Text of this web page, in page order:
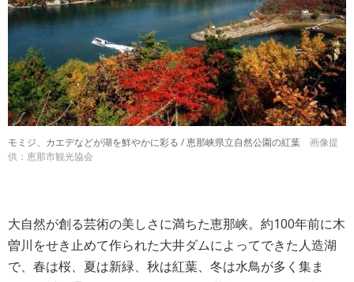
モミジ、カエデなどが湖を鮮やかに彩る / 恵那峡県立自然公園の紅葉
画像提
供：恵那市観光協会
大自然が創る芸術の美しさに満ちた恵那峡。約100年前に木
曽川をせき止めて作られた大井ダムによってできた人造湖
で、春は桜、夏は新緑、秋は紅葉、冬は水鳥が多く集ま